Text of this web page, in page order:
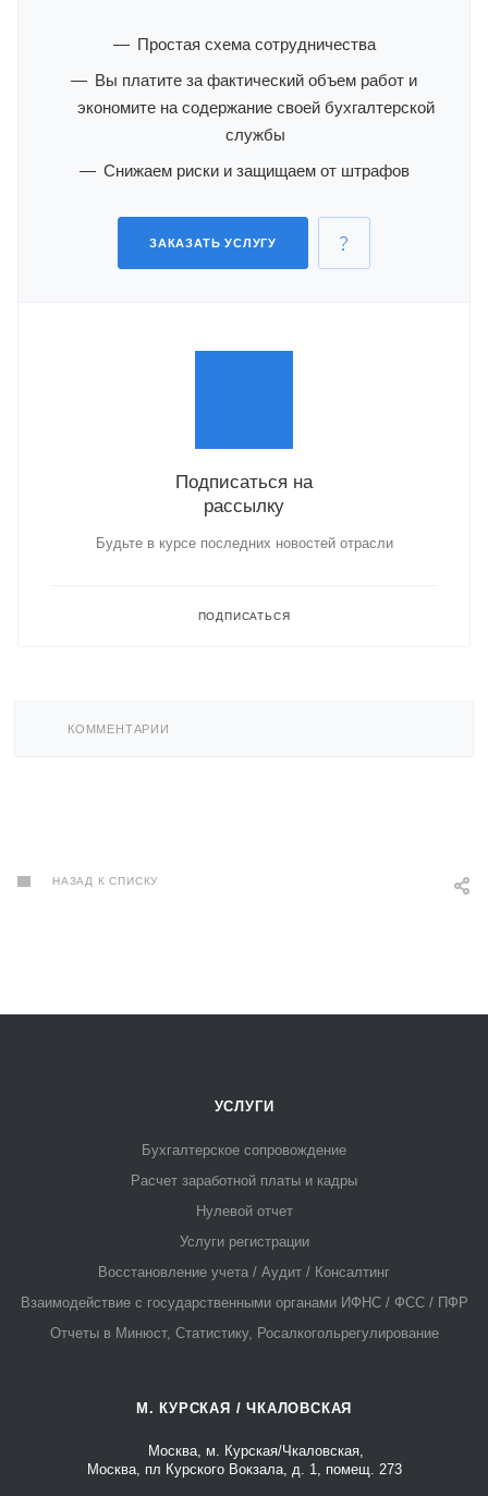
Простая схема сотрудничества
Вы платите за фактический объем работ и
экономите на содержание своей бухгалтерской
службы
Снижаем риски и защищаем от штрафов
ЗАКАЗАТЬ УСЛУГУ
Подписаться на
рассылку
Будьте в курсе последних новостей отрасли
ПОДПИСАТЬСЯ
КОММЕНТАРИИ
НАЗАД К СПИСКУ
УСЛУГИ
Бухгалтерское сопровождение
Расчет заработной платы и кадры
Нулевой отчет
Услуги регистрации
Восстановление учета / Аудит / Консалтинг
Взаимодействие с государственными органами ИФНС / ФСС / ПФР
Отчеты в Минюст, Статистику, Росалкогольрегулирование
М. КУРСКАЯ / ЧКАЛОВСКАЯ
Москва, м. Курская/Чкаловская,
Москва, пл Курского Вокзала, д. 1, помещ. 273